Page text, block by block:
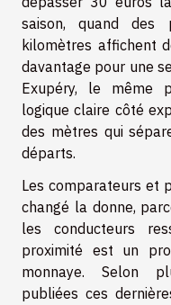
saison, quand des
kilomètres affichent
davantage pour une
Exupéry, le même
logique claire côté
des mètres qui
départs.
Les comparateurs et
changé la donne,
les conducteurs
proximité est un
monnaye. Selon
publiées ces